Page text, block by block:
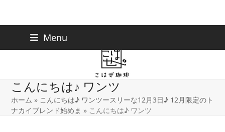
Menu
こんにちは♪ ワンツ
ホーム » こんにちは♪ ワンツースリーな12月3日♪ 12月限定のト
ナカイブレンド始めま » こんにちは♪ ワンツ